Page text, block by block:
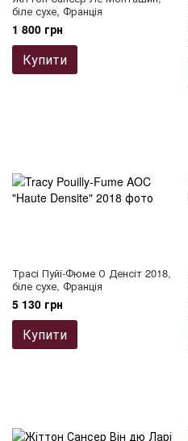
біле сухе, Франція
1 800 грн
Купити
Трасі Пуйї-Фюме О Денсіт 2018,
біле сухе, Франція
5 130 грн
Купити